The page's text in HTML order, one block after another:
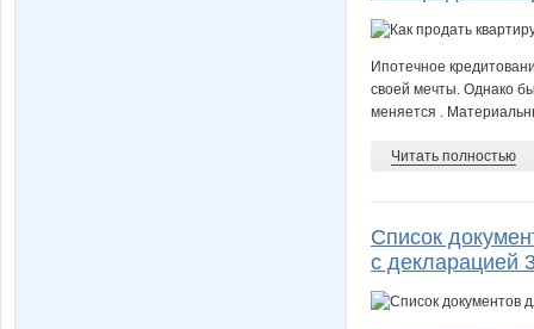
Ипотечное
своей мечты. Однако
меняется .
Читать полностью
Список
с декларацией